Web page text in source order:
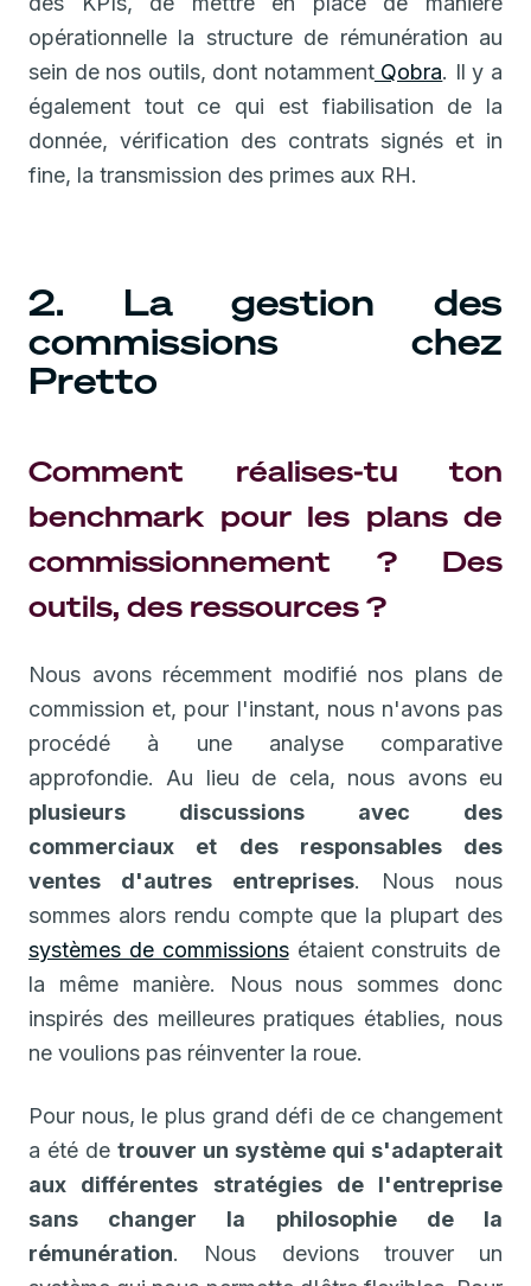
opérationnelle la structure de rémunération au
sein de nos outils, dont notammentQobra. Il y a
également tout ce qui est fiabilisation de la
donnée, vérification des contrats signés et in
fine, la transmission des primes aux RH.
2. La gestion des
commissions chez
Pretto
Comment réalises-tu ton
benchmark pour les plans de
commissionnement ? Des
outils, des ressources ?
Nous avons récemment modifié nos plans de
commission et, pour l'instant, nous n'avons pas
procédé à une analyse comparative
approfondie. Au lieu de cela, nous avons eu
plusieurs discussions avec des
commerciaux et des responsables des
ventes d'autres entreprises. Nous nous
sommes alors rendu compte que la plupart des
systèmes de commissionsétaient construits de
la même manière. Nous nous sommes donc
inspirés des meilleures pratiques établies, nous
ne voulions pas réinventer la roue.
Pour nous, le plus grand défi de ce changement
a été de trouver un système qui s'adapterait
aux différentes stratégies de l'entreprise
sans changer la philosophie de la
rémunération. Nous devions trouver un